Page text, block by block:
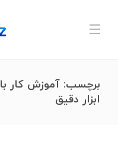
برچسب: آموزش کار با
ابزار دقیق